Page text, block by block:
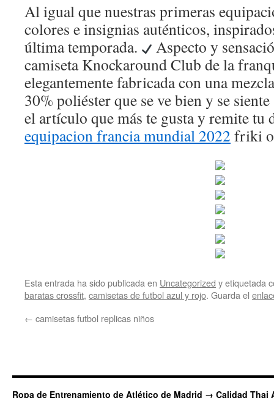
Al igual que nuestras primeras
colores e insignias auténticos,
última temporada.
Aspecto y
camiseta Knockaround Club de la
elegantemente fabricada con una
30% poliéster que se ve bien y se
el artículo que más te gusta y remite tu
equipacion francia mundial 2022 friki
Esta entrada ha sido publicada en Uncategorized y etiquetada
baratas crossfit, camisetas de futbol azul y rojo. Guarda el
← camisetas futbol replicas niños
Ropa de Entrenamiento de Atlético de Madrid → Calidad Thai